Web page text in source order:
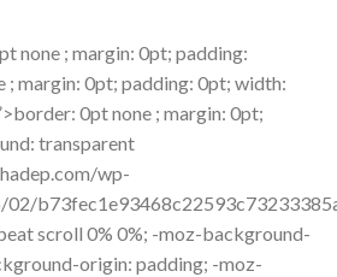
none ; margin: 0pt; padding:
; margin: 0pt; padding: 0pt; width:
0pt none ; margin: 0pt;
transparent
wp-
02/
scroll 0% 0%; -moz-background-
origin: padding; -moz-